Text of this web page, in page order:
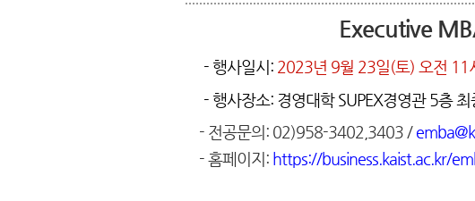
Executive
- 행사일시: 2023년 9월 23일(토) 오전 11
- 행사장소: 경영대학 SUPEX경영관 5층
- 전공문의: 02)958-3402,3403 /
- 홈페이지: https://business.kaist.ac.kr/